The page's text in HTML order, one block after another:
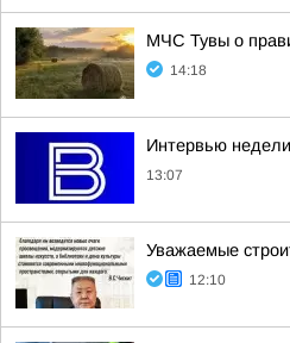
МЧС Тувы о
14:18
Интервью
13:07
Уважаемые
12:10